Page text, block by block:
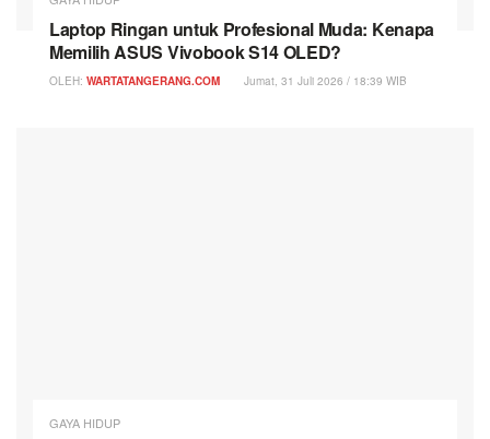
Laptop Ringan untuk Profesional Muda: Kenapa
Memilih ASUS Vivobook S14 OLED?
OLEH: WARTATANGERANG.COM Jumat, 31 Juli 2026 / 18:39 WIB
GAYA HIDUP